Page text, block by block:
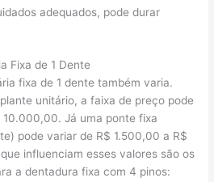
adequados, pode durar
Fixa de 1 Dente
fixa de 1 dente também varia.
unitário, a faixa de preço pode
Já uma ponte fixa
pode variar de R$ 1.500,00 a R$
influenciam esses valores são os
a dentadura fixa com 4 pinos: